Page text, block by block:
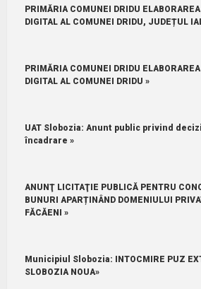
PRIMĂRIA COMUNEI DRIDU
DIGITAL AL COMUNEI DRIDU, JUDEȚUL
PRIMĂRIA COMUNEI DRIDU
DIGITAL AL COMUNEI DRIDU »
UAT Slobozia: Anunt public privind
încadrare »
ANUNŢ LICITAŢIE PUBLICĂ PENTRU
BUNURI APARȚINÂND DOMENIULUI
FĂCĂENI »
Municipiul Slobozia: INTOCMIRE PUZ
SLOBOZIA NOUA»